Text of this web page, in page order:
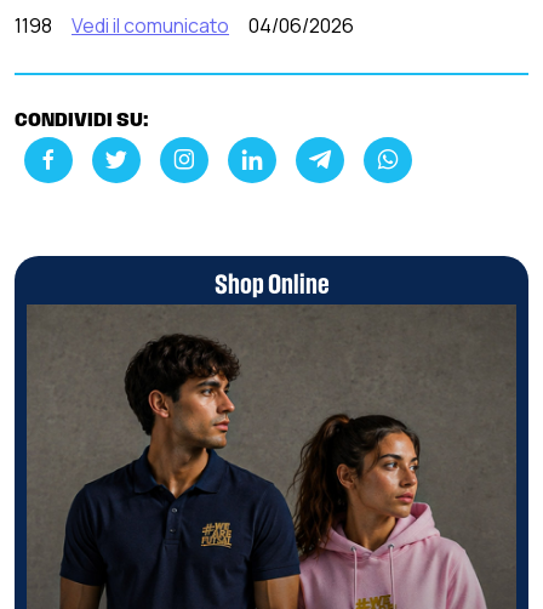
1198 Vedi il comunicato 04/06/2026
CONDIVIDI SU:
Shop Online